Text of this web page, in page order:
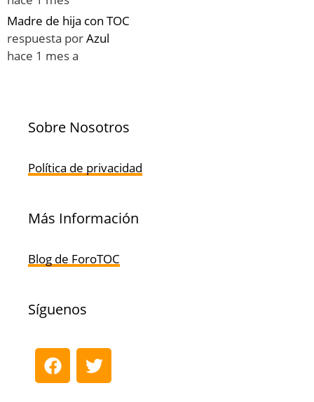
Madre de hija con TOC
respuesta porAzul
hace 1 mes a
Sobre Nosotros
Política de privacidad
Más Información
Blog de ForoTOC
Síguenos